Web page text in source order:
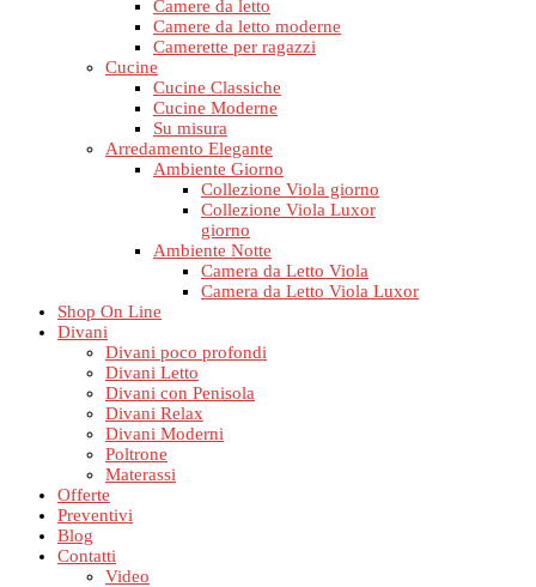
Camere da letto
Camere da letto moderne
Camerette per ragazzi
Cucine
Cucine Classiche
Cucine Moderne
Su misura
Arredamento Elegante
Ambiente Giorno
Collezione Viola giorno
Collezione Viola Luxor
giorno
Ambiente Notte
Camera da Letto Viola
Camera da Letto Viola Luxor
Shop On Line
Divani
Divani poco profondi
Divani Letto
Divani con Penisola
Divani Relax
Divani Moderni
Poltrone
Materassi
Offerte
Preventivi
Blog
Contatti
Video